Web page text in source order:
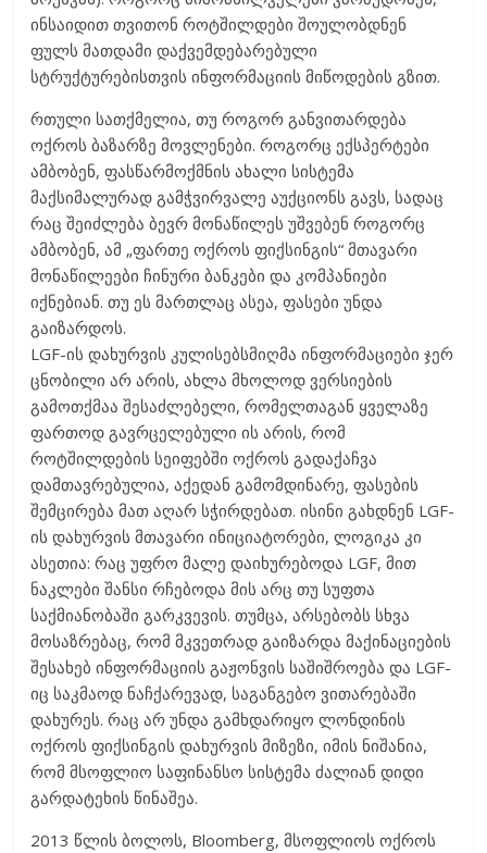
ინსაიდით თვითონ როტშილდები შოულობდნენ
ფულს მათდამი დაქვემდებარებული
სტრუქტურებისთვის ინფორმაციის მიწოდების გზით.
რთული სათქმელია, თუ როგორ განვითარდება
ოქროს ბაზარზე მოვლენები. როგორც ექსპერტები
ამბობენ, ფასწარმოქმნის ახალი სისტემა
მაქსიმალურად გამჭვირვალე აუქციონს გავს, სადაც
რაც შეიძლება ბევრ მონაწილეს უშვებენ როგორც
ამბობენ, ამ „ფართე ოქროს ფიქსინგის“ მთავარი
მონაწილეები ჩინური ბანკები და კომპანიები
იქნებიან. თუ ეს მართლაც ასეა, ფასები უნდა
გაიზარდოს.
LGF-ის დახურვის კულისებსმიღმა ინფორმაციები ჯერ
ცნობილი არ არის, ახლა მხოლოდ ვერსიების
გამოთქმაა შესაძლებელი, რომელთაგან ყველაზე
ფართოდ გავრცელებული ის არის, რომ
როტშილდების სეიფებში ოქროს გადაქაჩვა
დამთავრებულია, აქედან გამომდინარე, ფასების
შემცირება მათ აღარ სჭირდებათ. ისინი გახდნენ LGF-
ის დახურვის მთავარი ინიციატორები, ლოგიკა კი
ასეთია: რაც უფრო მალე დაიხურებოდა LGF, მით
ნაკლები შანსი რჩებოდა მის არც თუ სუფთა
საქმიანობაში გარკვევის. თუმცა, არსებობს სხვა
მოსაზრებაც, რომ მკვეთრად გაიზარდა მაქინაციების
შესახებ ინფორმაციის გაჟონვის საშიშროება და LGF-
იც საკმაოდ ნაჩქარევად, საგანგებო ვითარებაში
დახურეს. რაც არ უნდა გამხდარიყო ლონდინის
ოქროს ფიქსინგის დახურვის მიზეზი, იმის ნიშანია,
რომ მსოფლიო საფინანსო სისტემა ძალიან დიდი
გარდატეხის წინაშეა.
2013 წლის ბოლოს, Bloomberg, მსოფლიოს ოქროს